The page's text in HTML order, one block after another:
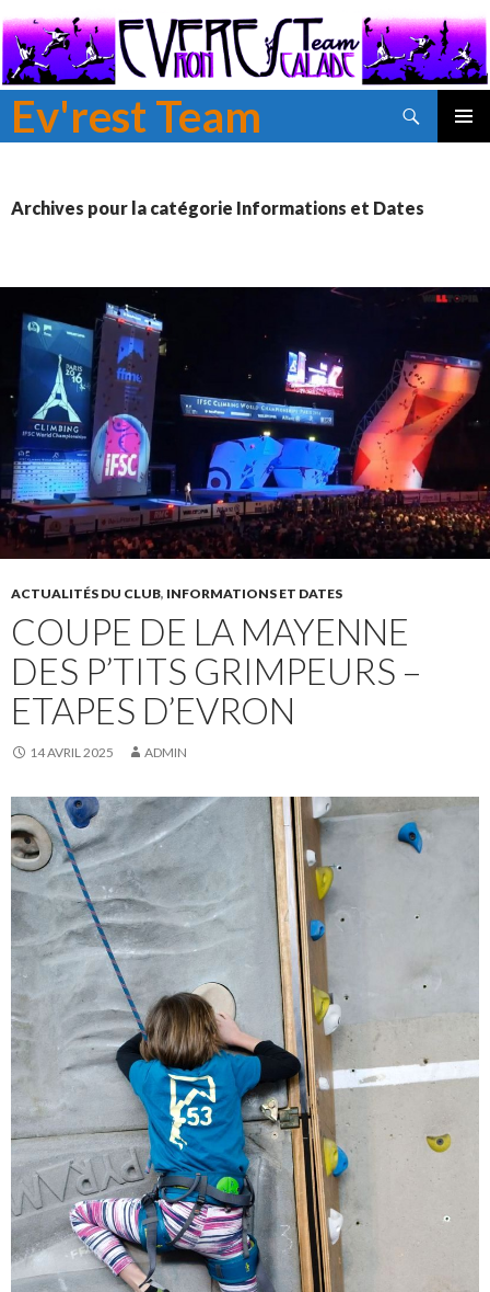
Ev'rest Team
Recherche
ALLER
PRINCIPAL
Archives pour la catégorie Informations et Dates
ACTUALITÉS DU CLUB, INFORMATIONS ET DATES
COUPE DE LA MAYENNE
DES P’TITS GRIMPEURS –
ETAPES D’EVRON
14 AVRIL 2025 ADMIN